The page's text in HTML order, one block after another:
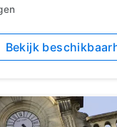
Bekijk